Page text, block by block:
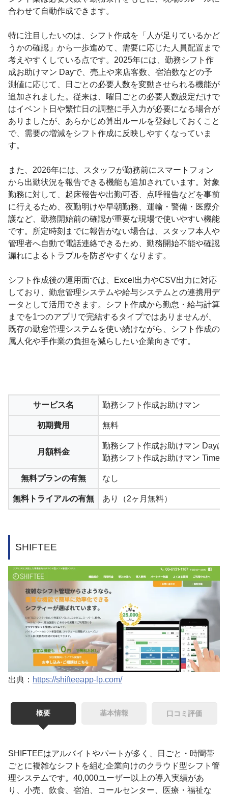
合わせて自動作成できます。
特に注目したいのは、シフト作成を「人が足りているかど
うかの確認」から一歩進めて、需要に応じた人員配置まで
考えやすくしている点です。2025年には、勤務シフト作
成お助けマン Dayで、売上や来店客数、宿泊数などの予
測値に応じて、日ごとの必要人数を変動させられる機能が
追加されました。従来は、曜日ごとの必要人数設定だけで
はイベント日や繁忙日の調整に手入力が必要になる場合が
ありましたが、あらかじめ算出ルールを登録しておくこと
で、需要の増減をシフト作成に反映しやすくなっていま
す。
また、2026年には、スタッフが勤務前にスマートフォン
から出勤状況を報告できる機能も追加されています。対象
勤務に対して、起床報告や出勤可否、点呼報告などを事前
に行えるため、夜勤明けや早朝勤務、運輸・警備・医療介
護など、勤務開始前の確認が重要な現場で使いやすい機能
です。所定時刻までに報告がない場合は、スタッフ本人や
管理者へ自動で電話連絡できるため、勤務開始不能や確認
漏れによるトラブルを防ぎやすくなります。
シフト作成後の運用面では、Excel出力やCSV出力に対応
しており、勤怠管理システムや給与システムとの連携用デ
ータとして活用できます。シフト作成から勤怠・給与計算
までを1つのアプリで完結するタイプではありませんが、
既存の勤怠管理システムを使い続けながら、シフト作成の
属人化や手作業の負担を減らしたい企業向きです。
サービス名 勤務シフト作成お助けマン
初期費用 無料
月額料金
勤務シフト作成お助けマン Dayは
勤務シフト作成お助けマン Time
無料プランの有無 なし
無料トライアルの有無 あり（2ヶ月無料）
SHIFTEE
出典： https://shifteeapp-lp.com/
概要 基本情報 口コミ評価
SHIFTEEはアルバイトやパートが多く、日ごと・時間帯
ごとに複雑なシフトを組む企業向けのクラウド型シフト管
理システムです。40,000ユーザー以上の導入実績があ
り、小売、飲食、宿泊、コールセンター、医療・福祉な